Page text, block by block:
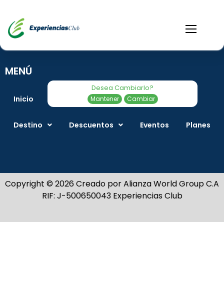
Desea Cambiarlo?
Mantener Cambiar
MENÚ
Inicio Ofertas del día Gastronomía
Destino Descuentos Eventos Planes
Copyright © 2026 Creado por Alianza World Group C.A
RIF: J-500650043 Experiencias Club